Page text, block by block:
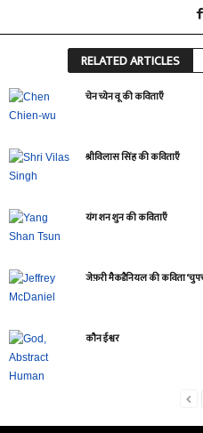
RELATED ARTICLES
चेन च्येन वू की कविताएँ
श्रीविलास सिंह की कविताएँ
यंग शन शुन की कविताएँ
जेफ़री मैकडैनियल की कविता
कौन ईश्वर